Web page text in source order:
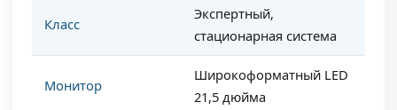
Класс
Экспертный,
стационарная система
Монитор
Широкоформатный LED
21,5 дюйма